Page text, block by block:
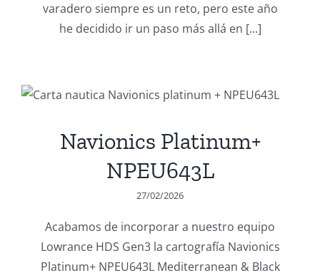
varadero siempre es un reto, pero este año
he decidido ir un paso más allá en [...]
Navionics Platinum+
NPEU643L
27/02/2026
Acabamos de incorporar a nuestro equipo
Lowrance HDS Gen3 la cartografía Navionics
Platinum+ NPEU643L Mediterranean & Black